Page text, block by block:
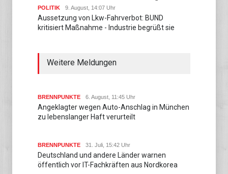
POLITIK 9. August, 14:07 Uhr
Aussetzung von Lkw-Fahrverbot: BUND
kritisiert Maßnahme - Industrie begrüßt sie
Weitere Meldungen
BRENNPUNKTE 6. August, 11:45 Uhr
Angeklagter wegen Auto-Anschlag in München
zu lebenslanger Haft verurteilt
BRENNPUNKTE 31. Juli, 15:42 Uhr
Deutschland und andere Länder warnen
öffentlich vor IT-Fachkräften aus Nordkorea